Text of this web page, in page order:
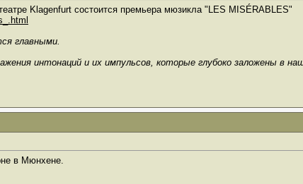
Klagenfurt состоится премьера мюзикла "LES MISÉRABLES"
главными.
интонаций и их импульсов, которые глубоко заложены в
в Мюнхене.